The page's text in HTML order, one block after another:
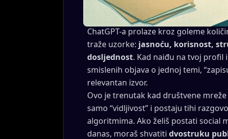
zbog ljudi, nego i zbogAI modela
ti razmišljaš: “Ma tko će ovo čitati?”,
ChatGPT-a prolaze kroz goleme
traže uzorke: jasnoću, korisnost,
dosljednost. Kad naiđu na tvoj profil
smislenih objava o jednoj temi,
relevantan izvor.
Ovo je trenutak kad društvene
samo “vidljivost” i postaju tihi
algoritmima. Ako želiš postati social
danas, moraš shvatiti dvostruku